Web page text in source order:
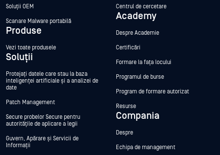
Soluții OEM
Scanare Malware portabilă
Produse
Vezi toate produsele
Soluții
Protejați datele care stau la baza
inteligenței artificiale și a analizei de
date
Patch Management
Secure probelor Secure pentru
autoritățile de aplicare a legii
Guvern, Apărare și Servicii de
Informații
Centrul de cercetare
Academy
Despre Academie
Certificări
Formare la fața locului
Programul de burse
Program de formare autorizat
Resurse
Compania
Despre
Echipa de management